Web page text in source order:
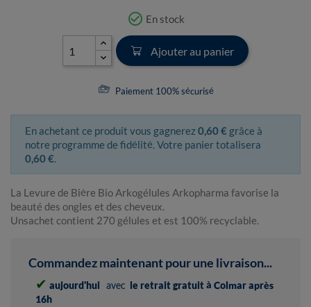
check_circle_outline En stock
Ajouter au panier
Paiement 100% sécurisé
En achetant ce produit vous gagnerez0,60 € grâce à
notre programme de fidélité. Votre panier totalisera
0,60 €.
La Levure de Bière Bio Arkogélules Arkopharma favorise la
beauté des ongles et des cheveux.
Unsachet contient 270 gélules et est 100% recyclable.
Commandez maintenant pour une livraison...
✔ aujourd'hui avec le retrait gratuit à Colmar après
16h